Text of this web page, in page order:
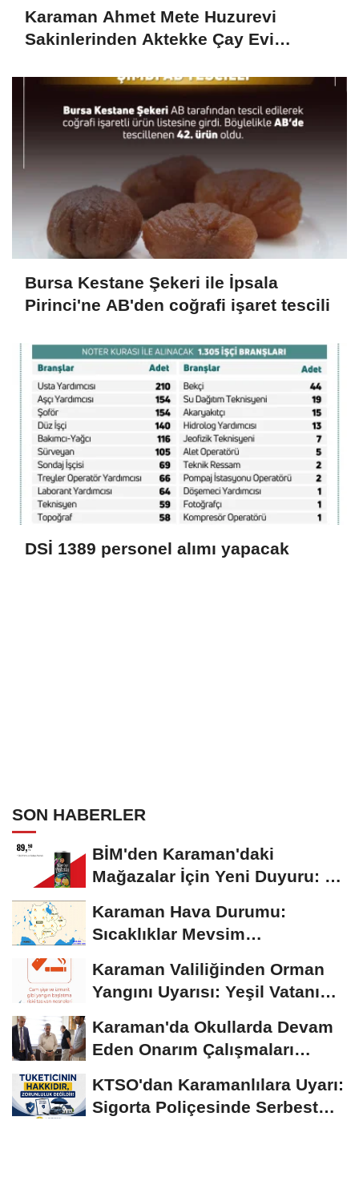
Karaman Ahmet Mete Huzurevi
Sakinlerinden Aktekke Çay Evi
Bursa Kestane Şekeri ile İpsala
Pirinci'ne AB'den coğrafi işaret tescili
DSİ 1389 personel alımı yapacak
SON HABERLER
BİM'den Karaman'daki
Mağazalar İçin Yeni Duyuru: 11
Karaman Hava Durumu:
Sıcaklıklar Mevsim
Seyrediyor
Karaman Valiliğinden Orman
Yangını Uyarısı: Yeşil Vatanı
Karaman'da Okullarda Devam
Eden Onarım Çalışmaları
KTSO'dan Karamanlılara Uyarı:
Sigorta Poliçesinde Serbest